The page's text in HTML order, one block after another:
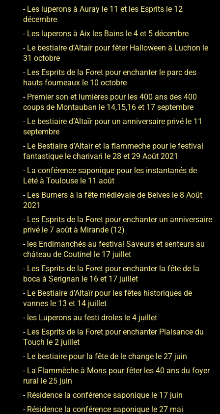
Les luperons à Auray le 11 et les Esprits le 12
décembre
Les luperons à Aix les Bains le 4 et 5 décembre
Le bestiaire d’Altaïr pour fêter Halloween à Luchon le
31 octobre
Les Esprits de la Foret pour enchanter le parc des
hauts fourneaux le 10 octobre
Premier son et lumières pour les 400 ans des 400
coups de Montauban le 14,15,16 et 17 septembre
Le bestiaire d’Altaïr pour un anniversaire privé le 11
septembre
Le Bestiaire d’Altaïr et la flammeche pour le festival
fantastique le charivari le 28 et 29 Août 2021
La conférence saponique pour les instantanés de
Lété à Toulouse le 11 août
Les Burners à la fête médiévale de Belves le 8 Août
2021
Les Esprits de la Foret pour enchanter un anniversaire
privé le 7 août à Mirande (12)
les Endimanchés au festival Saveurs et senteurs au
château de Coutinel le 17 juillet
Les Esprits de la Foret pour enchanter la fête de la
boca à Serignan le 16 et 17 juillet
Le Bestiaire d’Altaïr pour les fêtes historiques de
vannes le 13 et 14 juillet
les Luperons au festi droles le 4 juillet
Les Esprits de la Foret pour enchanter Plaisance du
Touch le 2 juillet
Le bestiaire pour la fête de le change le 27 juin
La Flammèche à Mons pour fêter les 40 ans du foyer
rural le 25 juin
Résidence la conférence saponique le 17 juin
Résidence la conférence saponique le 27 mai